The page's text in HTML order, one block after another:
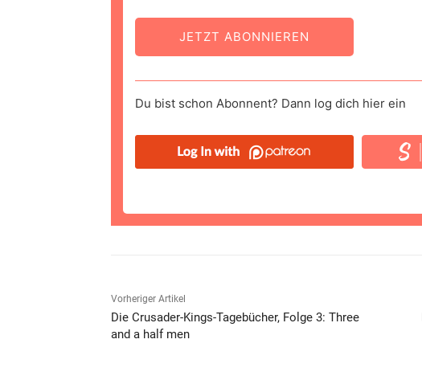
JETZT ABONNIEREN
Du bist schon Abonnent? Dann log dich hier ein
Vorheriger Artikel
Die Crusader-Kings-Tagebücher, Folge 3: Three
and a half men